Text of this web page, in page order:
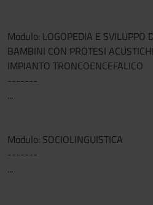
Modulo: LOGOPEDIA E SVILUPPO
BAMBINI CON PROTESI
IMPIANTO TRONCOENCEFALICO
-------
...
Modulo: SOCIOLINGUISTICA
-------
...